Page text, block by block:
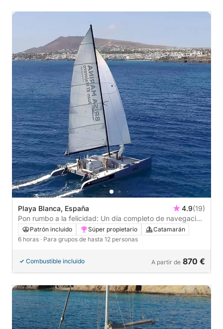
Playa Blanca, España 4.9(19)
Pon rumbo a la felicidad: Un día completo de navegación
auténtica en Playa Blanca a bordo de un catamarán.
Patrón incluido Súper propietario
Catamarán
6 horas · Para grupos de hasta 12 personas
Combustible incluido A partir de 870 €